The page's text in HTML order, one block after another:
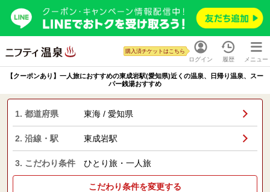
ログイン
購入済チケットはこちら
履歴 メニュー
【クーポンあり】一人旅におすすめの東成岩駅(愛知県)近くの温泉、日帰り温泉、スー
パー銭湯おすすめ
1. 都道府県 東海 / 愛知県
2. 沿線・駅 東成岩駅
3. こだわり条件 ひとり旅・一人旅
こだわり条件を変更する